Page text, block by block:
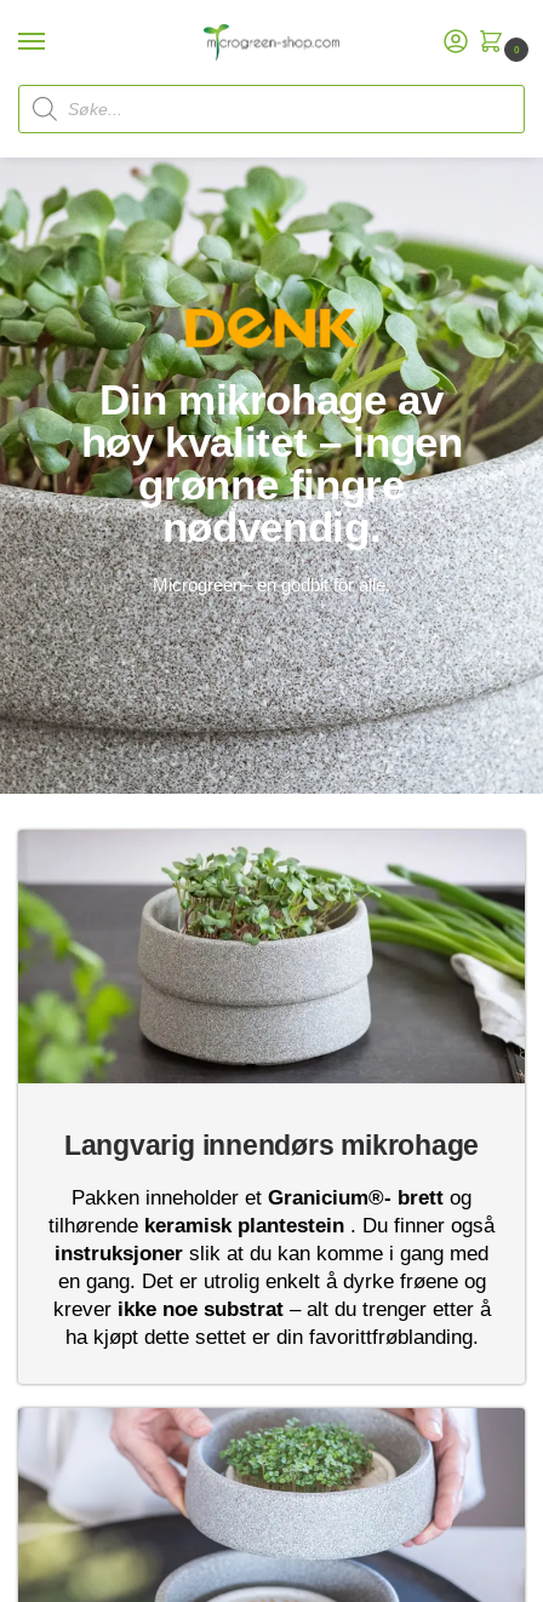
0
Start Merkevaretenk Denk
Din mikrohage av
høy kvalitet – ingen
grønne fingre
nødvendig.
Microgreen– en godbit for alle.
Langvarig innendørs mikrohage
Pakken inneholder et Granicium®- brett og
tilhørende keramisk plantestein . Du finner også
instruksjoner slik at du kan komme i gang med
en gang. Det er utrolig enkelt å dyrke frøene og
krever ikke noe substrat– alt du trenger etter å
ha kjøpt dette settet er din favorittfrøblanding.